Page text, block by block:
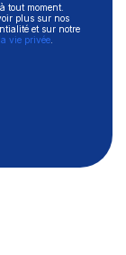
tout moment.
plus sur nos
et sur notre
vie privée